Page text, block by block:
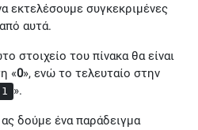
εκτελέσουμε συγκεκριμένες
αυτά.
στοιχείο του πίνακα θα είναι
«0», ενώ το τελευταίο στην
».
δούμε ένα παράδειγμα